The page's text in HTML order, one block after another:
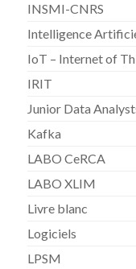
INSMI-CNRS
Intelligence
IoT – Internet of
IRIT
Junior Data
Kafka
LABO CeRCA
LABO XLIM
Livre blanc
Logiciels
LPSM